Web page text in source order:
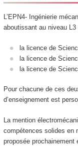
L’EPN4- Ingénierie
aboutissant au niveau L3
la licence de
la licence de
la licence de
Pour chacune de ces
d’enseignement est
La mention
compétences solides en
proposée prochainement